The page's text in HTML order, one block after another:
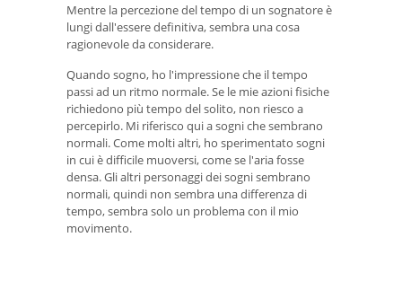
Mentre la percezione del tempo di un sognatore è
lungi dall'essere definitiva, sembra una cosa
ragionevole da considerare.
Quando sogno, ho l'impressione che il tempo
passi ad un ritmo normale. Se le mie azioni fisiche
richiedono più tempo del solito, non riesco a
percepirlo. Mi riferisco qui a sogni che sembrano
normali. Come molti altri, ho sperimentato sogni
in cui è difficile muoversi, come se l'aria fosse
densa. Gli altri personaggi dei sogni sembrano
normali, quindi non sembra una differenza di
tempo, sembra solo un problema con il mio
movimento.